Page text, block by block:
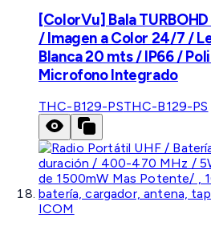
[ColorVu] Bala
/ Imagen a Color 24/7 /
Blanca 20 mts / IP66 /
Microfono Integrado
THC-B129-PSTHC-B129-PS
ICOM